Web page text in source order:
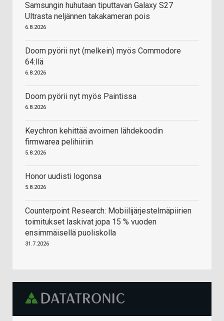
Samsungin huhutaan tiputtavan Galaxy S27
Ultrasta neljännen takakameran pois
6.8.2026
Doom pyörii nyt (melkein) myös Commodore
64:llä
6.8.2026
Doom pyörii nyt myös Paintissa
6.8.2026
Keychron kehittää avoimen lähdekoodin
firmwarea pelihiiriin
5.8.2026
Honor uudisti logonsa
5.8.2026
Counterpoint Research: Mobiilijärjestelmäpiirien
toimitukset laskivat jopa 15 % vuoden
ensimmäisellä puoliskolla
31.7.2026